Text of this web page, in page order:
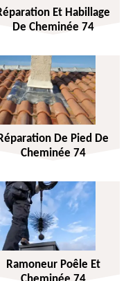
Et Habillage
De Cheminée 74
Réparation De Pied De
Cheminée 74
Ramoneur Poêle Et